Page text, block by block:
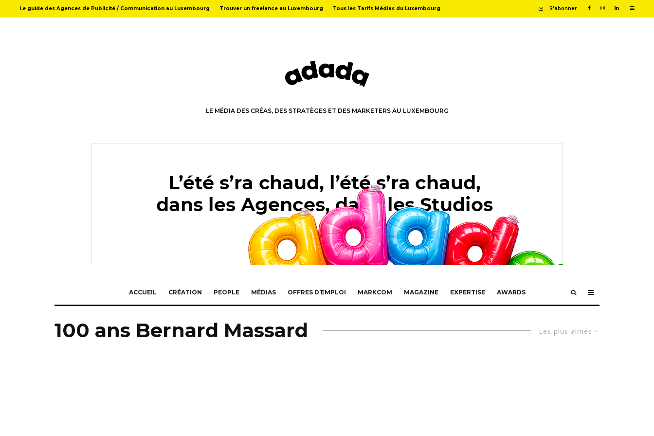
Le guide des Agences de Publicité / Communication au Luxembourg Trouver un freelance au Luxembourg Tous les Tarifs Médias du Luxembourg S'abonner
LE MÉDIA DES CRÉAS, DES STRATÈGES ET DES MARKETERS AU LUXEMBOURG
ACCUEIL CRÉATION PEOPLE MÉDIAS OFFRES D’EMPLOI MARKCOM MAGAZINE EXPERTISE AWARDS
Les plus aimés
100 ans Bernard Massard